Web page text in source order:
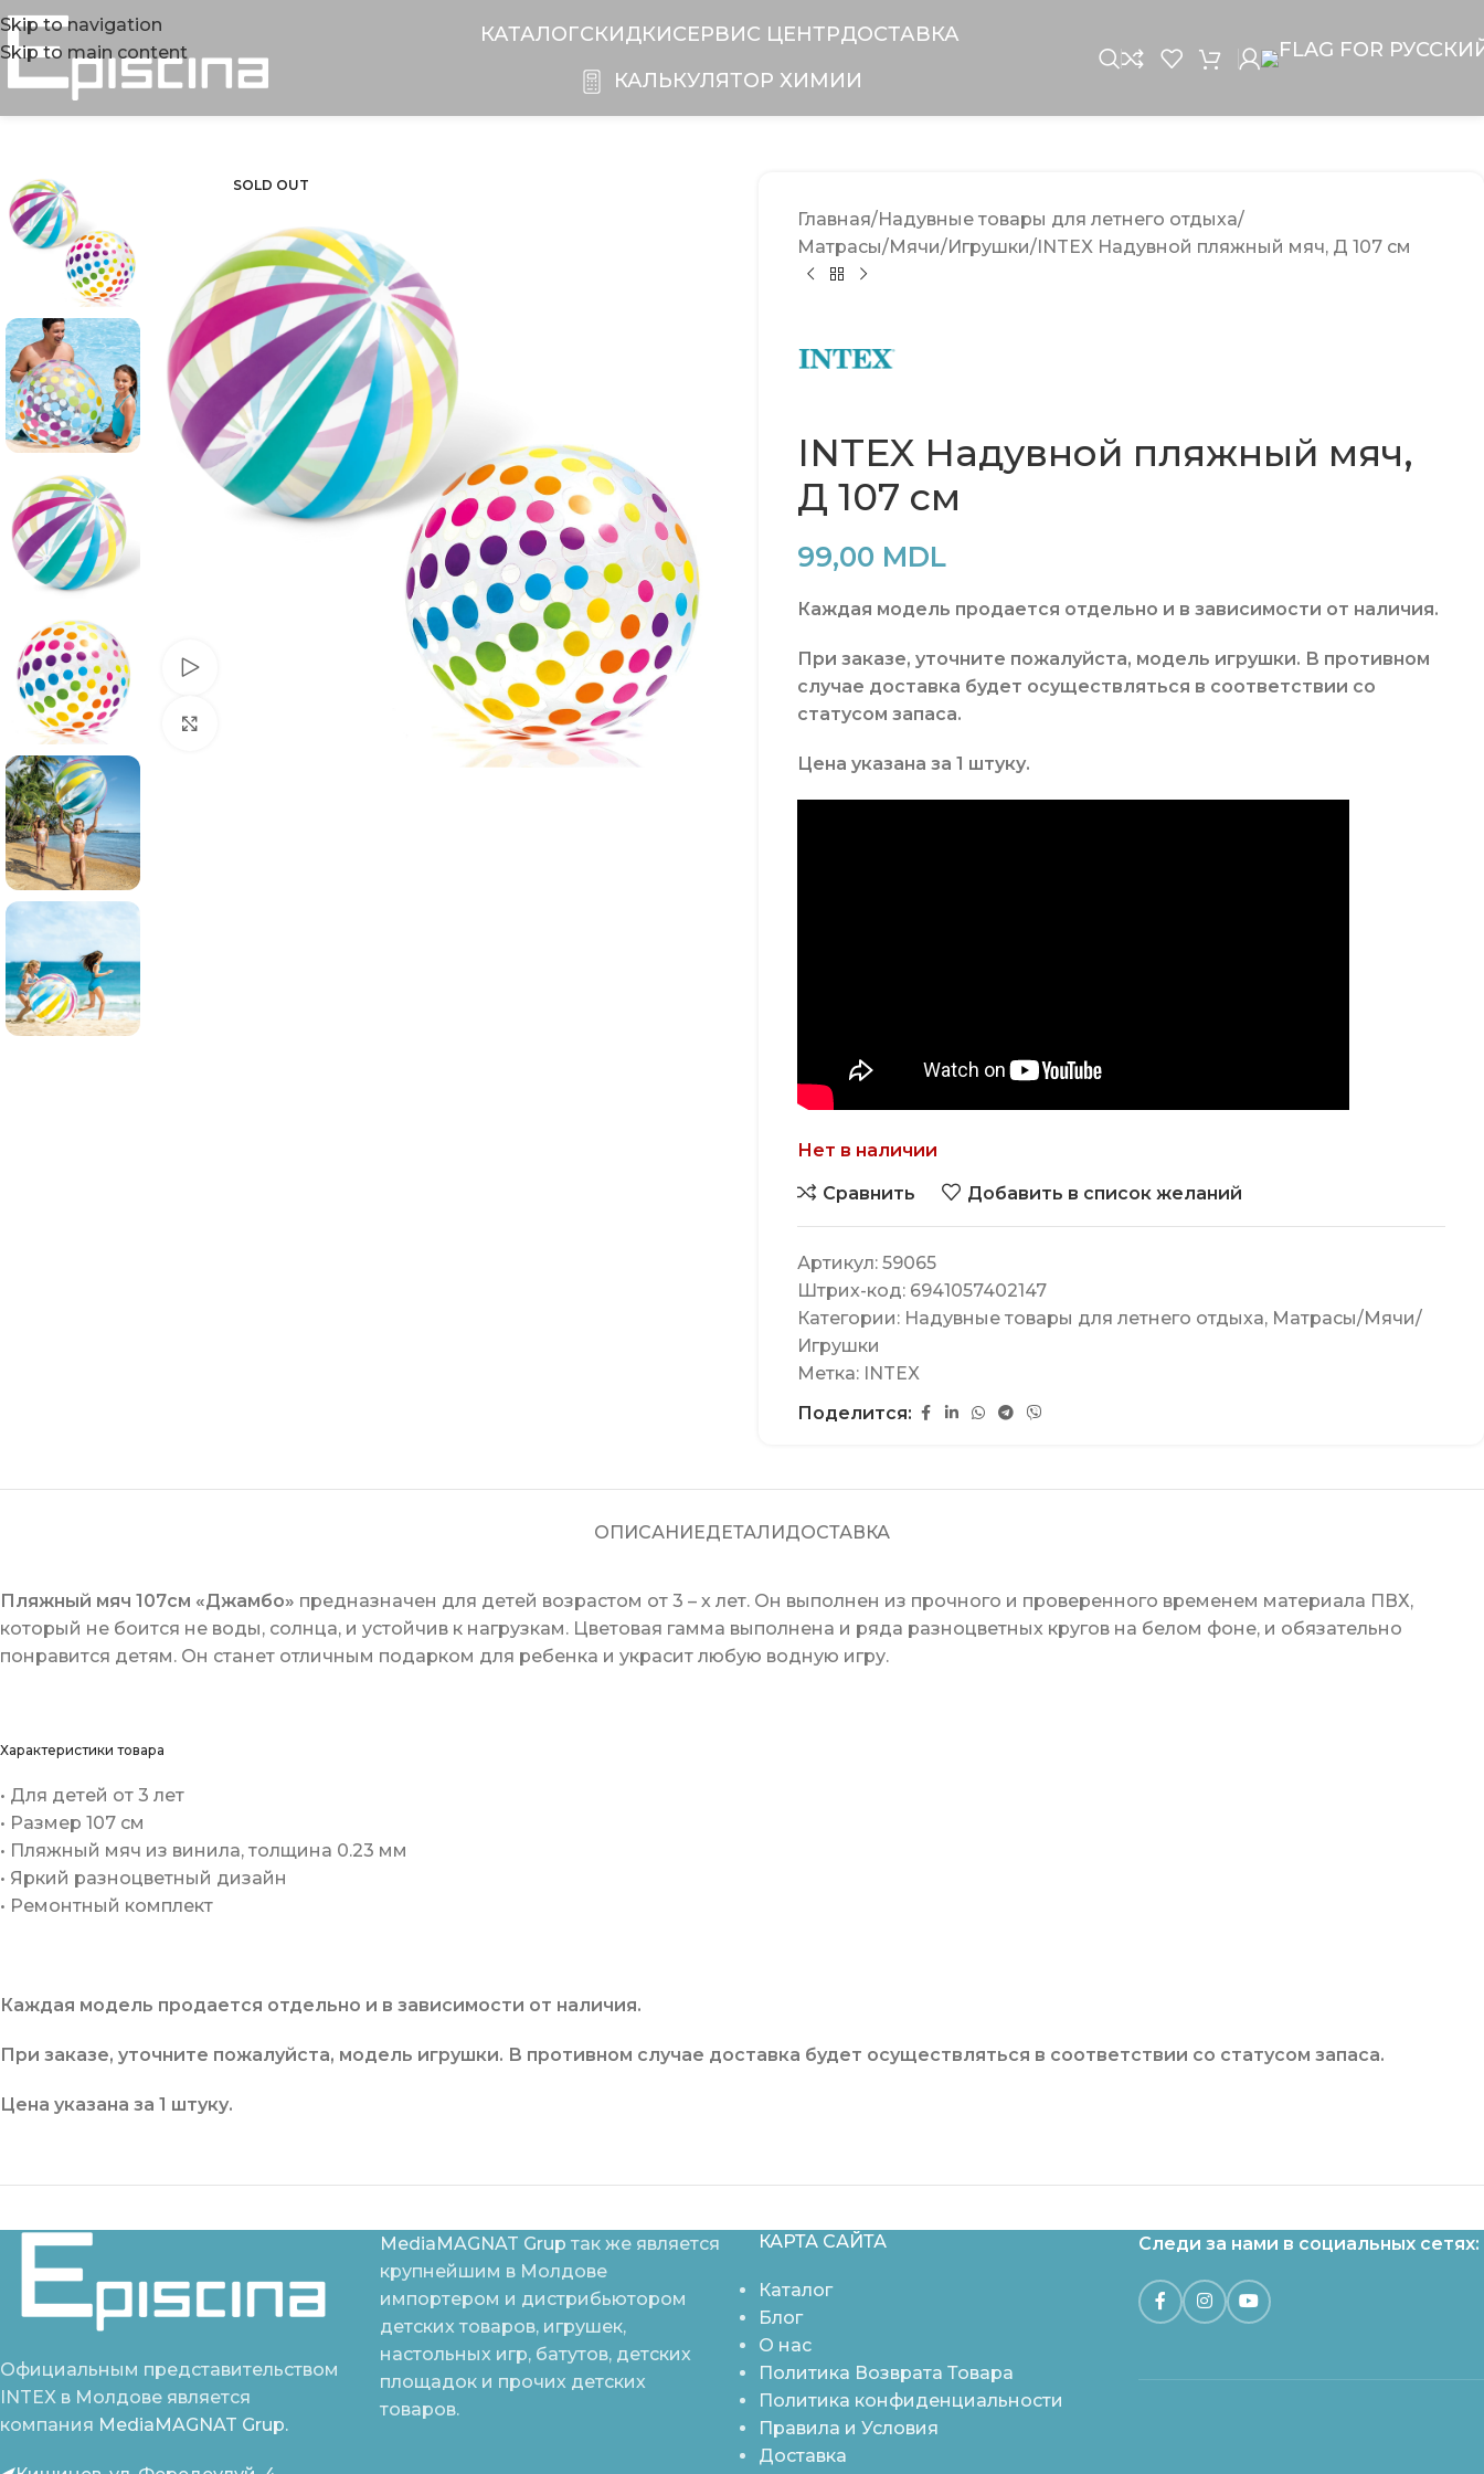
Skip to navigation
Skip to main content
КАТАЛОГСКИДКИCЕРВИС ЦЕНТРДОСТАВКА
КАЛЬКУЛЯТОР ХИМИИ
SOLD OUT
Главная Надувные товары для летнего отдыха
Матрасы/Мячи/Игрушки INTEX Надувной пляжный мяч, Д 107 см
INTEX Надувной пляжный мяч,
Д 107 см
99,00 MDL
Каждая модель продается отдельно и в зависимости от наличия.
При заказе, уточните пожалуйста, модель игрушки. В противном
случае доставка будет осуществляться в соответствии со
статусом запаса.
Цена указана за 1 штуку.
Нет в наличии
Сравнить Добавить в список желаний
Артикул: 59065
Штрих-код: 6941057402147
Категории: Надувные товары для летнего отдыха, Матрасы/Мячи/
Игрушки
Метка: INTEX
Поделится:
ОПИСАНИЕДЕТАЛИДОСТАВКА
Пляжный мяч 107см «Джамбо» предназначен для детей возрастом от 3 – х лет. Он выполнен из прочного и проверенного временем материала ПВХ,
который не боится не воды, солнца, и устойчив к нагрузкам. Цветовая гамма выполнена и ряда разноцветных кругов на белом фоне, и обязательно
понравится детям. Он станет отличным подарком для ребенка и украсит любую водную игру.
Характеристики товара
• Для детей от 3 лет
• Размер 107 см
• Пляжный мяч из винила, толщина 0.23 мм
• Яркий разноцветный дизайн
• Ремонтный комплект
Каждая модель продается отдельно и в зависимости от наличия.
При заказе, уточните пожалуйста, модель игрушки. В противном случае доставка будет осуществляться в соответствии со статусом запаса.
Цена указана за 1 штуку.
Официальным представительством
INTEX в Молдове является
компания MediaMAGNAT Grup.
MediaMAGNAT Grup так же является
крупнейшим в Молдове
импортером и дистрибьютором
детских товаров, игрушек,
настольных игр, батутов, детских
площадок и прочих детских
товаров.
КАРТА САЙТА
Каталог
Блог
О нас
Политика Возврата Товара
Политика конфиденциальности
Правила и Условия
Доставка
Следи за нами в социальных сетях: